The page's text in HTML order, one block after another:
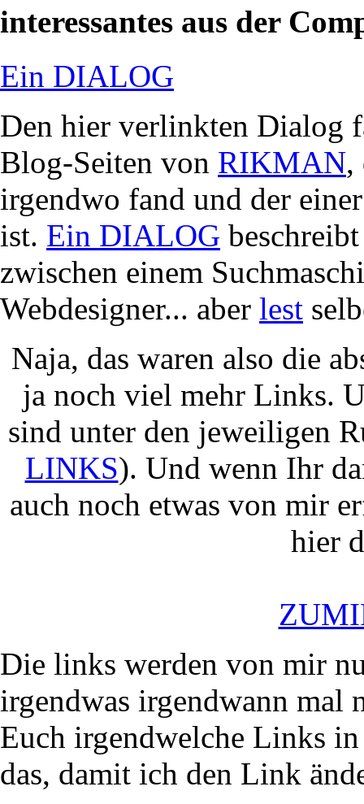
interessantes aus der
Ein DIALOG
Den hier verlinkten Dialog
Blog-Seiten von RIKMAN,
irgendwo fand und der
ist. Ein DIALOG
zwischen einem
Webdesigner... aber lest
Naja, das waren also die
ja noch viel mehr Links.
sind unter den jeweiligen
LINKS). Und wenn Ihr
auch noch etwas von mir
hier
Die links werden von mir
irgendwas irgendwann mal
Euch irgendwelche Links
das, damit ich den Link